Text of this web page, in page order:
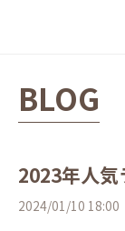
BLOG
2023年人気
2024/01/10 18:00